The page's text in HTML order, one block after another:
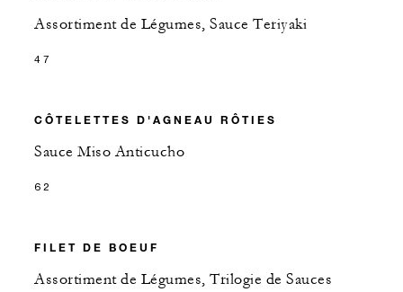
Assortiment de Légumes, Sauce Teriyaki
47
CÔTELETTES D'AGNEAU RÔTIES
Sauce Miso Anticucho
62
FILET DE BOEUF
Assortiment de Légumes, Trilogie de Sauces